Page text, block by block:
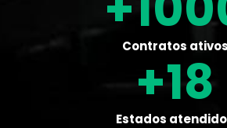
Contratos ativos
18
Estados